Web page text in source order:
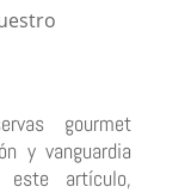
gourmet
y vanguardia
artículo,